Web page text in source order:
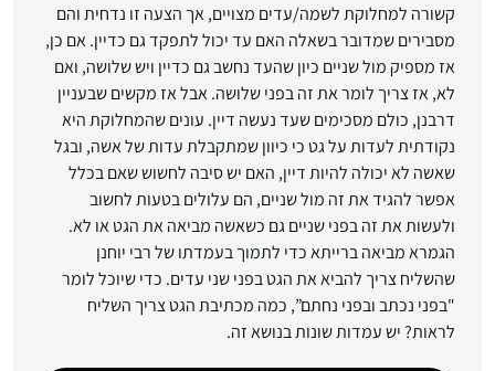
קשורה למחלוקת לשמה/עדים מצויים, אך הצעה זו נדחית והם
מסבירים שמדובר בשאלה האם עד יכול לתפקד גם כדיין. אם כן,
אז מספיק מול שניים כיון שהעד נחשב גם כדיין ויש שלושה, ואם
לא, אז צריך לומר את זה בפני שלושה. אבל אז מקשים שבעניין
דרבנן, כולם מסכימים שעד נעשה דיין. עונים שהמחלוקת היא
נקודתית לעדות על גט כי כיוון שמתקבלת עדות של אשה, ובגל
שאשה לא יכולה להיות דיין, האם יש סיבה לחשוש שאם בכלל
אפשר להגיד את זה מול שניים, הם עלולים בטעות לחשוב
ולעשות את זה בפני שניים גם כשאשה מביאה את הגט או לא.
הגמרא מביאה ברייתא כדי לתמוך בעמדתו של רבי יוחנן
שהשליח צריך להביא את הגט בפני שני עדים. כדי שיוכל לומר
"בפני נכתב ובפני נחתם”, כמה מכתיבת הגט צריך השליח
לראות? יש עמדות שונות בנושא זה.